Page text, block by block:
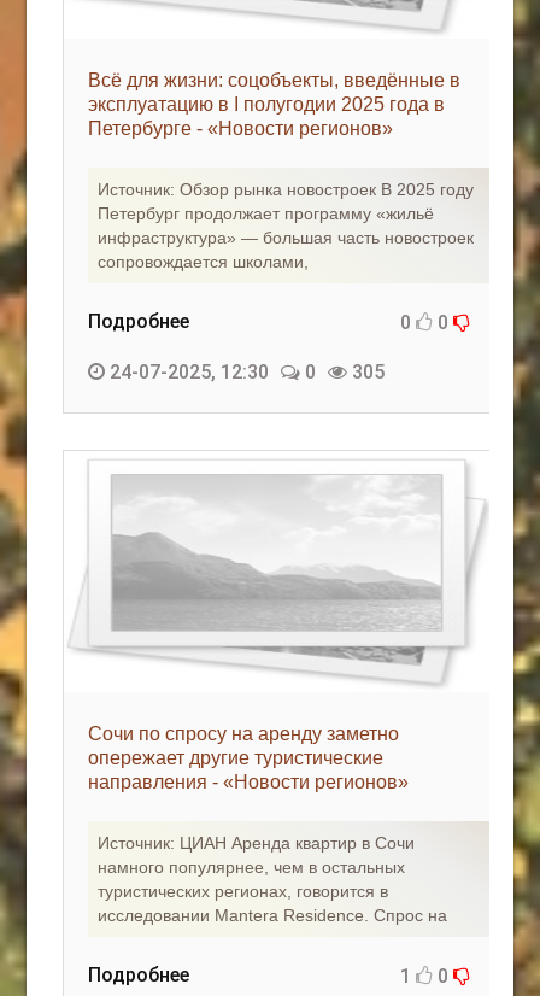
Всё для жизни: соцобъекты, введённые в
эксплуатацию в I полугодии 2025 года в
Петербурге - «Новости регионов»
Источник: Обзор рынка новостроек В 2025 году
Петербург продолжает программу «жильё
инфраструктура» — большая часть новостроек
сопровождается школами,
Подробнее 0 0
24-07-2025, 12:30 0 305
Сочи по спросу на аренду заметно
опережает другие туристические
направления - «Новости регионов»
Источник: ЦИАН Аренда квартир в Сочи
намного популярнее, чем в остальных
туристических регионах, говорится в
исследовании Mantera Residence. Спрос на
Подробнее 1 0